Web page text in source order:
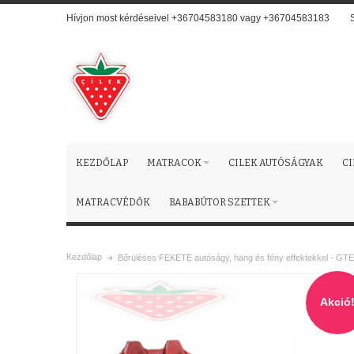
Hívjon most kérdéseivel +36704583180 vagy +36704583183
KEZDŐLAP MATRACOK CILEK AUTÓSÁGYAK
MATRACVÉDŐK BABABÚTOR SZETTEK
Kezdőlap Bőrüléses FEKETE autóságy, hang és fény effektekkel -